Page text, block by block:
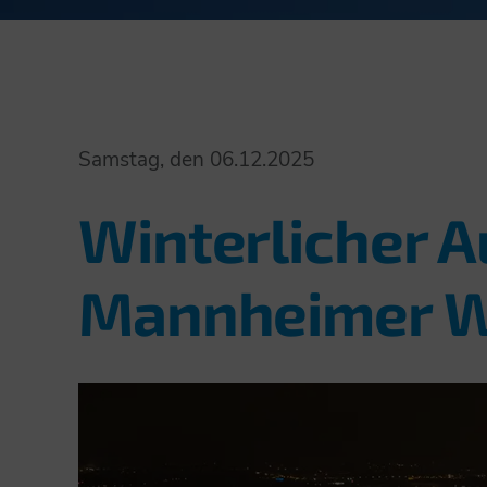
Samstag, den 06.12.2025
Winterlicher
Mannheimer